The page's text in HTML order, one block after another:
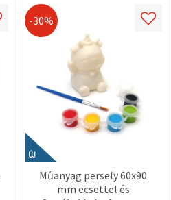
-30%
ÚJ
Műanyag persely 60x90
mm ecsettel és